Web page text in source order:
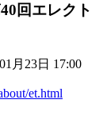
回エレクト
月23日 17:00
et.html